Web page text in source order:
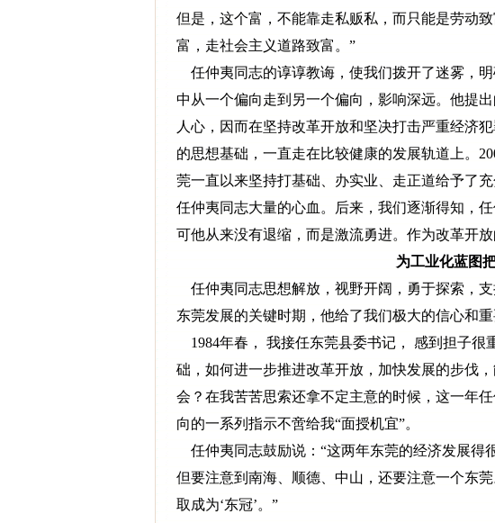
但是，这个富，不能靠走私贩私，而只能是劳动
富，走社会主义道路致富。”
任仲夷同志的谆谆教诲，使我们拨开了迷雾，
中从一个偏向走到另一个偏向，影响深远。他提
人心，因而在坚持改革开放和坚决打击严重经济
的思想基础，一直走在比较健康的发展轨道上。
莞一直以来坚持打基础、办实业、走正道给予了
任仲夷同志大量的心血。后来，我们逐渐得知，
可他从来没有退缩，而是激流勇进。作为改革开
为工业化蓝图
任仲夷同志思想解放，视野开阔，勇于探索，
东莞发展的关键时期，他给了我们极大的信心和重
1984年春， 我接任东莞县委书记， 感到担子很
础，如何进一步推进改革开放，加快发展的步伐
会？在我苦苦思索还拿不定主意的时候，这一年
向的一系列指示不啻给我“面授机宜”。
任仲夷同志鼓励说：“这两年东莞的经济发展得
但要注意到南海、顺德、中山，还要注意一个东
取成为‘东冠’。”